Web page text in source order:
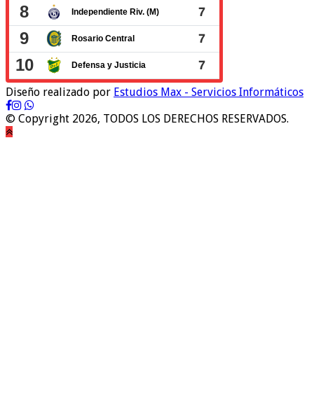
Diseño realizado por Estudios Max - Servicios Informáticos
© Copyright 2026, TODOS LOS DERECHOS RESERVADOS.